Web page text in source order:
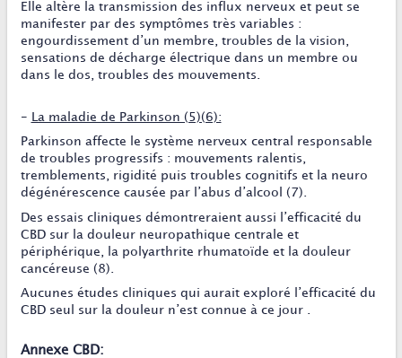
Elle altère la transmission des influx nerveux et peut se
manifester par des symptômes très variables :
engourdissement d’un membre, troubles de la vision,
sensations de décharge électrique dans un membre ou
dans le dos, troubles des mouvements.
- La maladie de Parkinson (5)(6):
Parkinson affecte le système nerveux central responsable
de troubles progressifs : mouvements ralentis,
tremblements, rigidité puis troubles cognitifs et la neuro
dégénérescence causée par l’abus d’alcool (7).
Des essais cliniques démontreraient aussi l’efficacité du
CBD sur la douleur neuropathique centrale et
périphérique, la polyarthrite rhumatoïde et la douleur
cancéreuse (8).
Aucunes études cliniques qui aurait exploré l’efficacité du
CBD seul sur la douleur n’est connue à ce jour .
Annexe CBD: